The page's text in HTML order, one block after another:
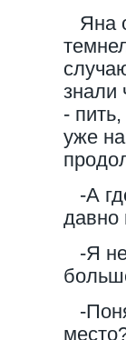
Яна
знали
-
уже
-А
давно
-Я не
-